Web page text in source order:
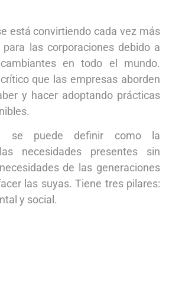
está convirtiendo cada vez más
las corporaciones debido a
en todo el mundo.
que las empresas aborden
y hacer adoptando prácticas
se puede definir como la
necesidades presentes sin
de las generaciones
las suyas. Tiene tres pilares:
y social.